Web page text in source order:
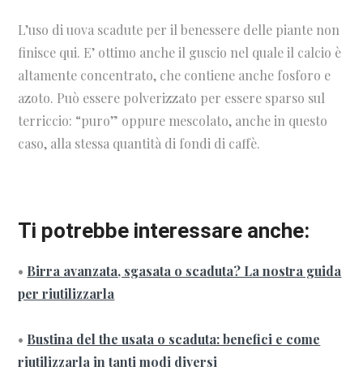
L’uso di uova scadute per il benessere delle piante non
finisce qui. E’ ottimo anche il guscio nel quale il calcio è
altamente concentrato, che contiene anche fosforo e
azoto. Può essere polverizzato per essere sparso sul
terriccio: “puro” oppure mescolato, anche in questo
caso, alla stessa quantità di fondi di caffè.
Ti potrebbe interessare anche:
• Birra avanzata, sgasata o scaduta? La nostra guida
per riutilizzarla
• Bustina del the usata o scaduta: benefici e come
riutilizzarla in tanti modi diversi